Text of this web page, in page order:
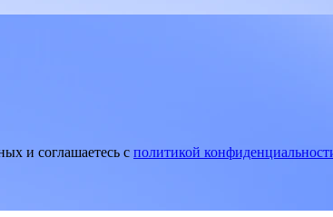
и соглашаетесь c политикой